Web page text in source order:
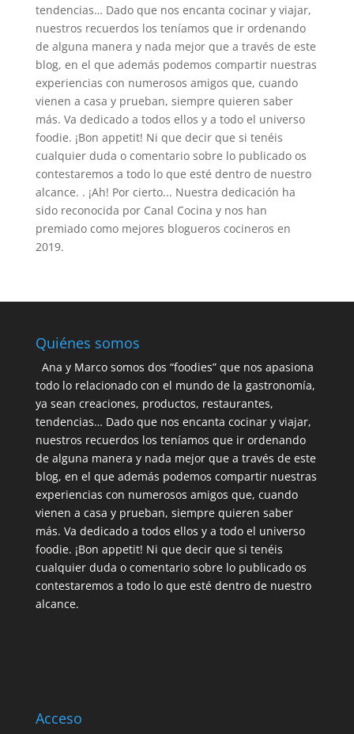
tendencias… Dado que nos encanta cocinar y viajar,
nuestros recuerdos los teníamos que ir ordenando
de alguna manera y nada mejor que a través de este
blog, en el que además podemos compartir nuestras
experiencias con numerosos amigos que, cuando
vienen a casa y prueban, siempre quieren saber
más. Va dedicado a todos ellos y a todo el universo
foodie. ¡Bon appetit! Ni que decir que si tenéis
cualquier duda o comentario sobre lo publicado os
contestaremos a todo lo que esté dentro de nuestro
alcance. . ¡Ah! Por cierto... Nuestra dedicación ha
sido reconocida por Canal Cocina y nos han
premiado como mejores blogueros cocineros en
2019.
Quiénes somos
Ana y Marco somos dos “foodies” que nos apasiona
todo lo relacionado con el mundo de la gastronomía,
ya sean creaciones, productos, restaurantes,
tendencias… Dado que nos encanta cocinar y viajar,
nuestros recuerdos los teníamos que ir ordenando
de alguna manera y nada mejor que a través de este
blog, en el que además podemos compartir nuestras
experiencias con numerosos amigos que, cuando
vienen a casa y prueban, siempre quieren saber
más. Va dedicado a todos ellos y a todo el universo
foodie. ¡Bon appetit! Ni que decir que si tenéis
cualquier duda o comentario sobre lo publicado os
contestaremos a todo lo que esté dentro de nuestro
alcance.
Acceso